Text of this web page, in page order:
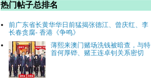
热门帖子总排名
前广东省长黄华华日前猛揭张德江、曾庆红、李
长春贪腐- 香港《争鸣》
薄熙来澳门赌场洗钱被暗查，与特
首何厚铧、赌王连卓钊关系密切